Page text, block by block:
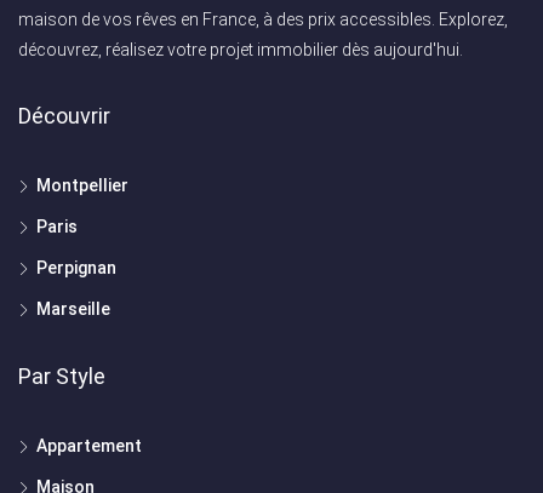
maison de vos rêves en France, à des prix accessibles. Explorez,
découvrez, réalisez votre projet immobilier dès aujourd'hui.
Découvrir
Montpellier
Paris
Perpignan
Marseille
Par Style
Appartement
Maison